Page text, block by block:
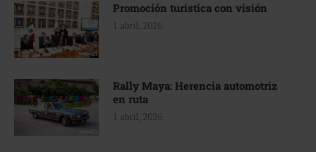
Promoción turística con visión
1 abril, 2026
Rally Maya: Herencia automotriz
en ruta
1 abril, 2026